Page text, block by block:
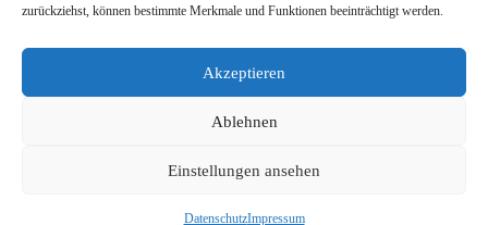
zurückziehst, können bestimmte Merkmale und Funktionen beeinträchtigt werden.
Akzeptieren
Ablehnen
Einstellungen ansehen
DatenschutzImpressum
Innsbruck